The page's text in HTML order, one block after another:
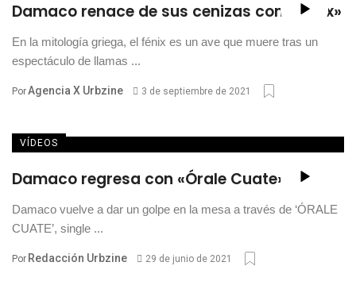
Damaco renace de sus cenizas con «Fénix»
En la mitología griega, el fénix es un ave que muere tras un
espectáculo de llamas ...
PorAgencia X Urbzine 3 de septiembre de 2021
VÍDEOS
Damaco regresa con «Órale Cuate»
Damaco vuelve a dar un golpe en la mesa a través de ‘ÓRALE
CUATE’, single ...
Por Redacción Urbzine 29 de junio de 2021